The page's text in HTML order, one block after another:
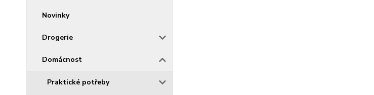
Novinky
Drogerie
Domácnost
Praktické potřeby